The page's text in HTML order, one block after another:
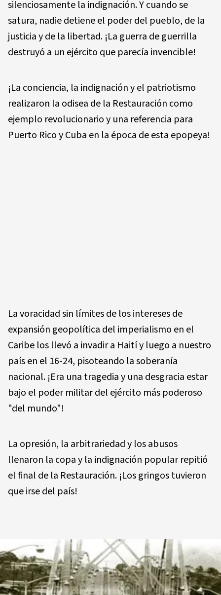
silenciosamente la indignación. Y cuando se
satura, nadie detiene el poder del pueblo, de la
justicia y de la libertad. ¡La guerra de guerrilla
destruyó a un ejército que parecía invencible!
¡La conciencia, la indignación y el patriotismo
realizaron la odisea de la Restauración como
ejemplo revolucionario y una referencia para
Puerto Rico y Cuba en la época de esta epopeya!
La voracidad sin límites de los intereses de
expansión geopolítica del imperialismo en el
Caribe los llevó a invadir a Haití y luego a nuestro
país en el 16-24, pisoteando la soberanía
nacional. ¡Era una tragedia y una desgracia estar
bajo el poder militar del ejército más poderoso
"del mundo"!
La opresión, la arbitrariedad y los abusos
llenaron la copa y la indignación popular repitió
el final de la Restauración. ¡Los gringos tuvieron
que irse del país!